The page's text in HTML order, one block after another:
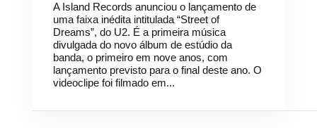
A Island Records anunciou o lançamento de
uma faixa inédita intitulada “Street of
Dreams”, do U2. É a primeira música
divulgada do novo álbum de estúdio da
banda, o primeiro em nove anos, com
lançamento previsto para o final deste ano. O
videoclipe foi filmado em...